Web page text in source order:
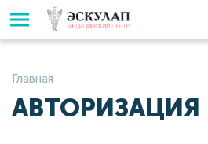
Главная
АВТОРИЗАЦИЯ